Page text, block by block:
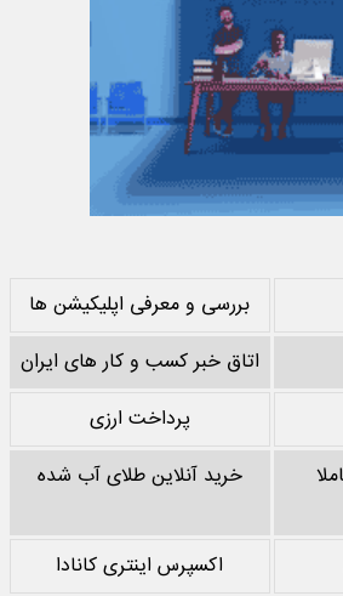
بررسی و معرفی اپلیکیشن ها
اتاق خبر کسب و کار های ایران
پرداخت ارزی
خرید آنلاین طلای آب شده
اکسپرس اینتری کانادا